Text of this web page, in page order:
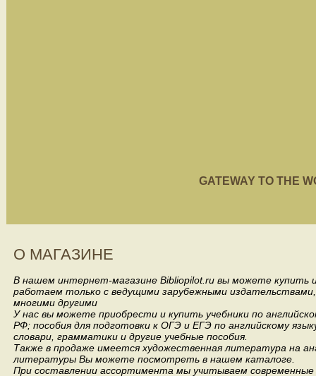
GATEWAY TO THE
О МАГАЗИНЕ
В нашем интернет-магазине Bibliopilot.ru вы можете купить
работаем только с ведущими зарубежными издательствами,
многими другими
У нас вы можете приобрести и купить учебники по
РФ; пособия для подготовки к ОГЭ и ЕГЭ по английскому
словари, грамматики и другие учебные пособия.
Также в продаже имеется художественная литература на
литературы Вы можете посмотреть в нашем каталоге.
При составлении ассортимента мы учитываем